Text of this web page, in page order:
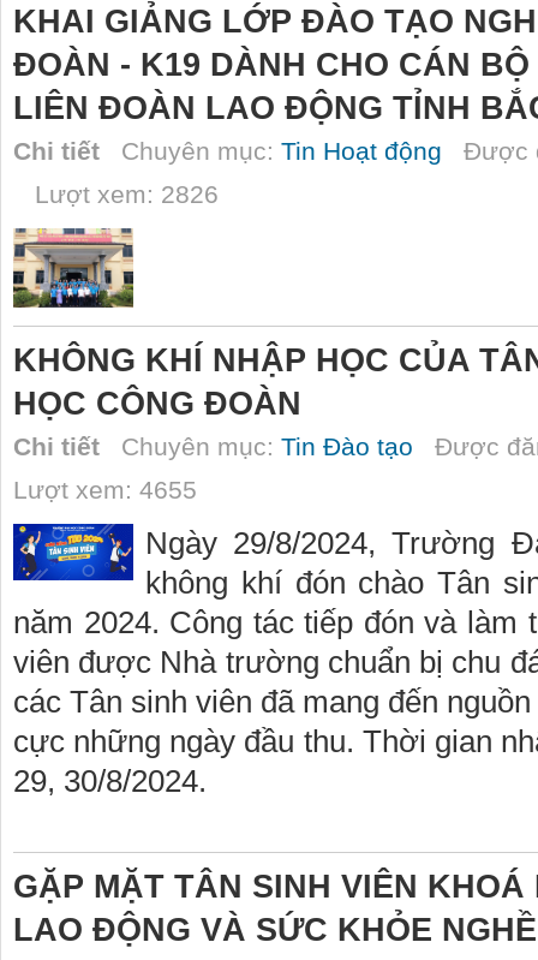
KHAI GIẢNG LỚP ĐÀO TẠO
ĐOÀN - K19 DÀNH CHO CÁN
LIÊN ĐOÀN LAO ĐỘNG TỈNH
Chi tiết Chuyên mục: Tin Hoạt động Được
Lượt xem: 2826
KHÔNG KHÍ NHẬP HỌC CỦA
HỌC CÔNG ĐOÀN
Chi tiết Chuyên mục: Tin Đào tạo Được
Lượt xem: 4655
Ngày 29/8/2024, Trường
không khí đón chào Tân
năm 2024. Công tác tiếp đón và làm
viên được Nhà trường chuẩn bị chu
các Tân sinh viên đã mang đến
cực những ngày đầu thu. Thời gian
29, 30/8/2024.
GẶP MẶT TÂN SINH VIÊN
LAO ĐỘNG VÀ SỨC KHỎE